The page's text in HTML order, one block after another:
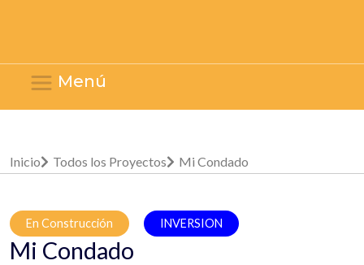
Menú
Inicio Todos los Proyectos Mi Condado
En Construcción INVERSION
Mi Condado